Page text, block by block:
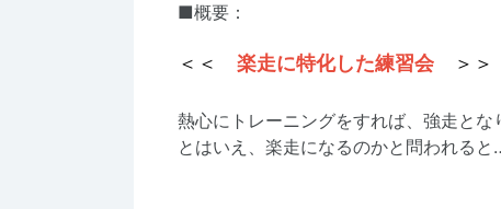
■概要：
＜＜ 楽走に特化した練習会 ＞＞
熱心にトレーニングをすれば、強走とな
とはいえ、楽走になるのかと問われる